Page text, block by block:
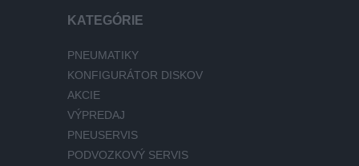
KATEGÓRIE
PNEUMATIKY
KONFIGURÁTOR DISKOV
AKCIE
VÝPREDAJ
PNEUSERVIS
PODVOZKOVÝ SERVIS